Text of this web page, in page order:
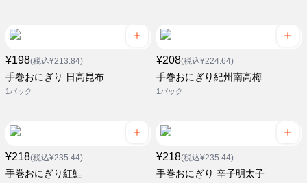
¥198(税込¥213.84)
手巻おにぎり 日高昆布
1パック
¥208(税込¥224.64)
手巻おにぎり紀州南高梅
1パック
¥218(税込¥235.44)
手巻おにぎり紅鮭
¥218(税込¥235.44)
手巻おにぎり 辛子明太子